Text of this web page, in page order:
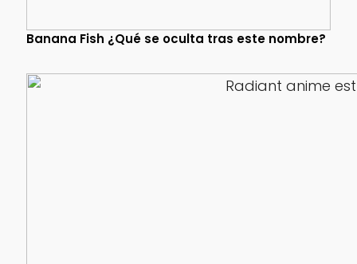
Banana Fish ¿Qué se oculta tras este nombre?